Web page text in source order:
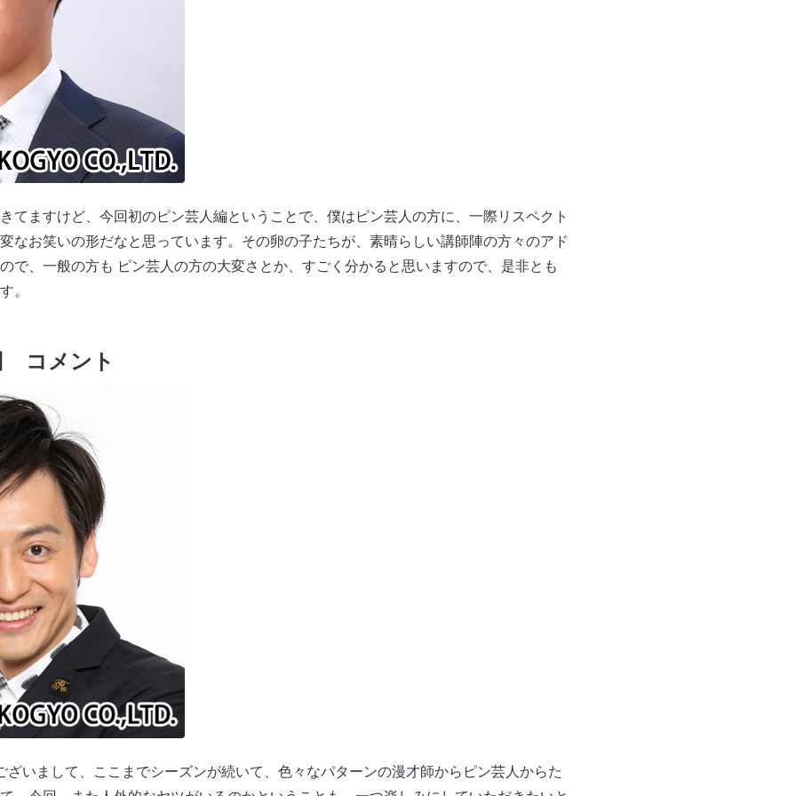
てますけど、今回初のピン芸人編ということで、僕はピン芸人の方に、一際リスペクト
なお笑いの形だなと思っています。その卵の子たちが、素晴らしい講師陣の方々のアド
で、一般の方も ピン芸人の方の大変さとか、すごく分かると思いますので、是非とも
。
コメント
ざいまして、ここまでシーズンが続いて、色々なパターンの漫才師からピン芸人からた